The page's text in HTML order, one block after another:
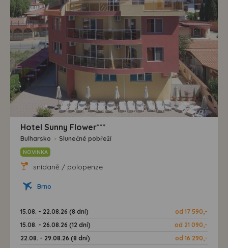
Hotel Sunny Flower***
Bulharsko > Slunečné pobřeží
NOVINKA
snídaně / polopenze
Brno
15.08. - 22.08.26 (8 dní)
od 17 590,-
15.08. - 26.08.26 (12 dní)
od 21 090,-
22.08. - 29.08.26 (8 dní)
od 16 290,-